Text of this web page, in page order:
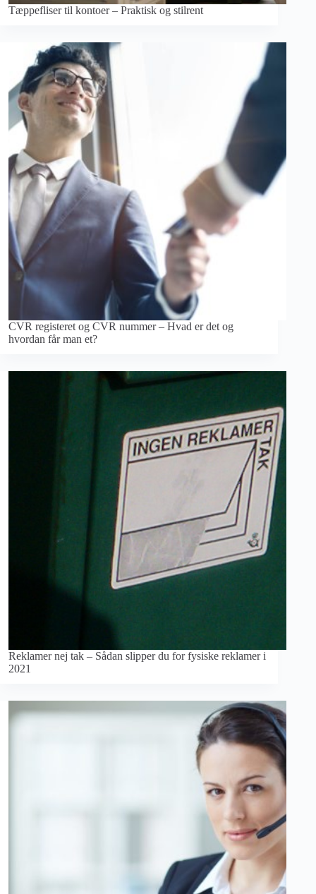
Tæppefliser til kontoer – Praktisk og stilrent
CVR registeret og CVR nummer – Hvad er det og
hvordan får man et?
Reklamer nej tak – Sådan slipper du for fysiske reklamer i
2021